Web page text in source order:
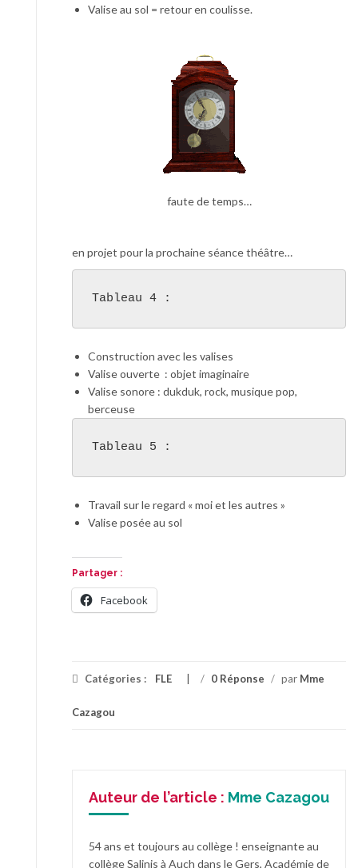
Valise au sol = retour en coulisse.
faute de temps…
en projet pour la prochaine séance théâtre…
Tableau 4 :
Construction avec les valises
Valise ouverte : objet imaginaire
Valise sonore : dukduk, rock, musique pop,
berceuse
Tableau 5 :
Travail sur le regard « moi et les autres »
Valise posée au sol
Partager :
Facebook
Catégories : FLE / 0 Réponse / par Mme
Cazagou
Auteur de l’article : Mme Cazagou
54 ans et toujours au collège ! enseignante au
collège Salinis à Auch dans le Gers, Académie de